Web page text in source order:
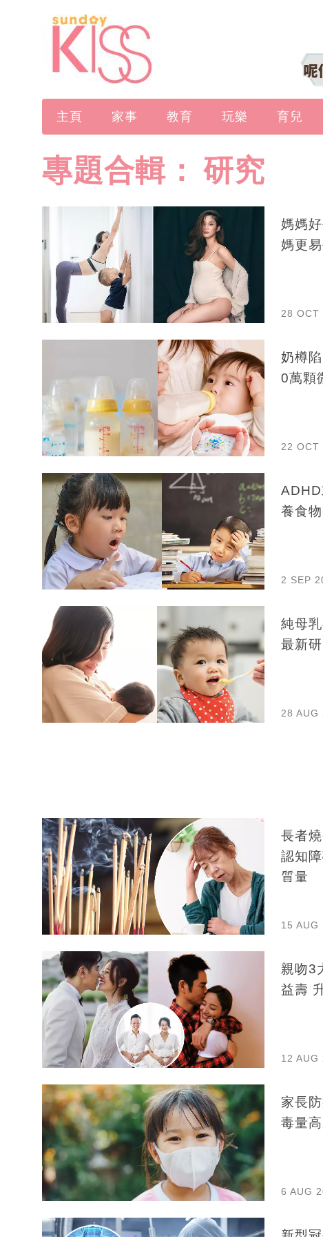
主頁 家事 教育 玩樂 育兒
專題合輯： 研究
媽媽
媽更
28 OCT
奶樽
0萬顆
22 OCT
養食
2 SEP
純母
最新
28 AUG
長者
認知
質量
15 AUG
親吻3
益壽
12 AUG
家長
毒量
6 AUG